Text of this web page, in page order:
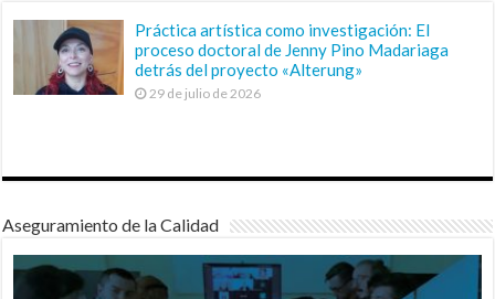
Práctica artística como investigación: El
proceso doctoral de Jenny Pino Madariaga
detrás del proyecto «Alterung»
29 de julio de 2026
Aseguramiento de la Calidad